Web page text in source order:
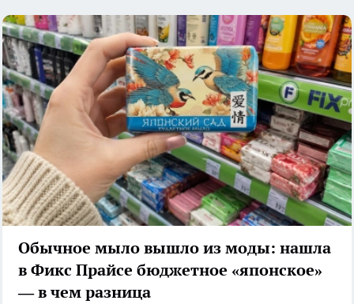
Обычное мыло вышло из моды: нашла
в Фикс Прайсе бюджетное «японское»
— в чем разница